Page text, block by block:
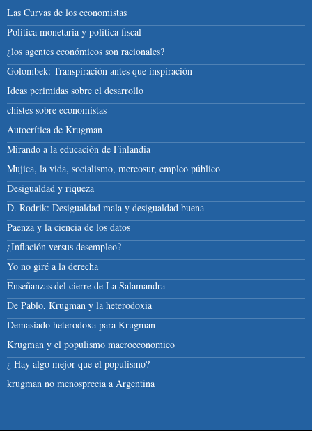
Las Curvas de los economistas
Politica monetaria y política fiscal
¿los agentes económicos son racionales?
Golombek: Transpiración antes que inspiración
Ideas perimidas sobre el desarrollo
chistes sobre economistas
Autocrítica de Krugman
Mirando a la educación de Finlandia
Mujica, la vida, socialismo, mercosur, empleo público
Desigualdad y riqueza
D. Rodrik: Desigualdad mala y desigualdad buena
Paenza y la ciencia de los datos
¿Inflación versus desempleo?
Yo no giré a la derecha
Enseñanzas del cierre de La Salamandra
De Pablo, Krugman y la heterodoxia
Demasiado heterodoxa para Krugman
Krugman y el populismo macroeconomico
¿ Hay algo mejor que el populismo?
krugman no menosprecia a Argentina